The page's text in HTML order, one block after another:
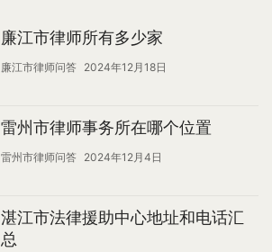
廉江市律师所有多少家
廉江市律师问答 2024年12月18日
雷州市律师事务所在哪个位置
雷州市律师问答 2024年12月4日
湛江市法律援助中心地址和电话汇
总